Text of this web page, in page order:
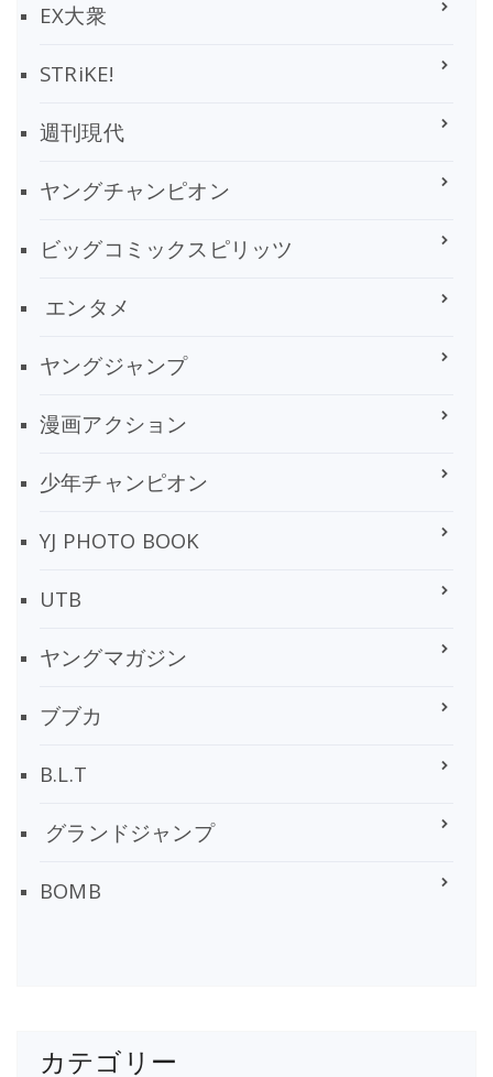
EX大衆
STRiKE!
週刊現代
ヤングチャンピオン
ビッグコミックスピリッツ
エンタメ
ヤングジャンプ
漫画アクション
少年チャンピオン
YJ PHOTO BOOK
UTB
ヤングマガジン
ブブカ
B.L.T
グランドジャンプ
BOMB
カテゴリー